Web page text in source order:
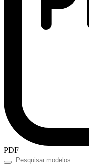
PDF